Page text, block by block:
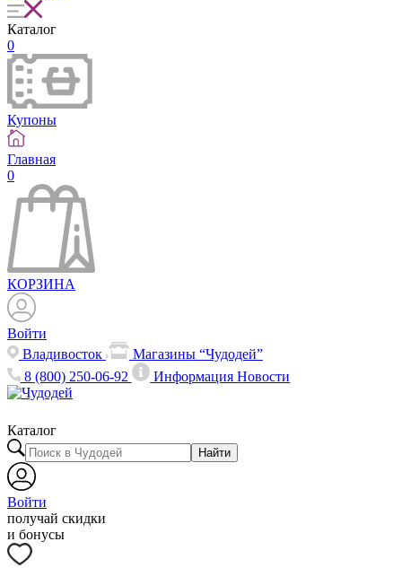
Каталог
0
Купоны
Главная
0
КОРЗИНА
Войти
Владивосток
Магазины “Чудодей”
8 (800) 250-06-92
ИнформацияНовости
Каталог
Найти
Войти
получай скидки
и бонусы